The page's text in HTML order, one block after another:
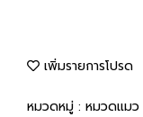
เพิ่มรายการโปรด
หมวดหมู่ : หมวดแมว